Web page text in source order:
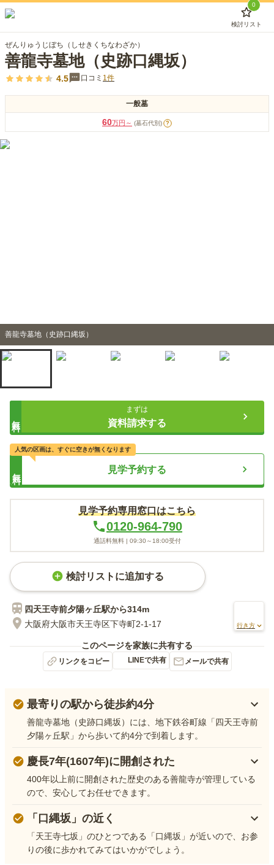
0
検討リスト
ぜんりゅうじぼち（しせきくちなわざか）
善龍寺墓地（史跡口縄坂）
4.5 口コミ 1件
一般墓
60万円～ (墓石代別) ?
善龍寺墓地（史跡口縄坂）
まずは
資料請求する
見学予約する
人気の区画は、すぐに空きが無くなります
見学予約専用窓口はこちら
0120-964-790
通話料無料 | 09:30～18:00受付
検討リストに追加する
四天王寺前夕陽ヶ丘駅から314m
大阪府大阪市天王寺区下寺町2-1-17
行き方
このページを家族に共有する
リンクをコピー LINEで共有 メールで共有
最寄りの駅から徒歩約4分
善龍寺墓地（史跡口縄坂）には、地下鉄谷町線「四天王寺前
夕陽ヶ丘駅」から歩いて約4分で到着します。
慶長7年(1607年)に開創された
400年以上前に開創された歴史のある善龍寺が管理している
ので、安心してお任せできます。
「口縄坂」の近く
「天王寺七坂」のひとつである「口縄坂」が近いので、お参
りの後に歩かれてみてはいかがでしょう。